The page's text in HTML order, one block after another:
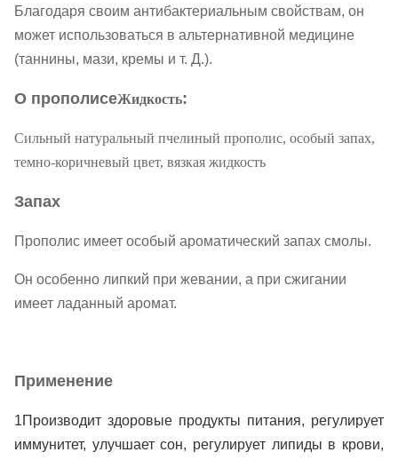
Благодаря своим антибактериальным свойствам, он
может использоваться в альтернативной медицине
(таннины, мази, кремы и т. Д.).
О прополисеЖидкость:
Сильный натуральный пчелиный прополис, особый запах,
темно-коричневый цвет, вязкая жидкость
Запах
Прополис имеет особый ароматический запах смолы.
Он особенно липкий при жевании, а при сжигании
имеет ладанный аромат.
Применение
1Производит здоровые продукты питания, регулирует
иммунитет, улучшает сон, регулирует липиды в крови,